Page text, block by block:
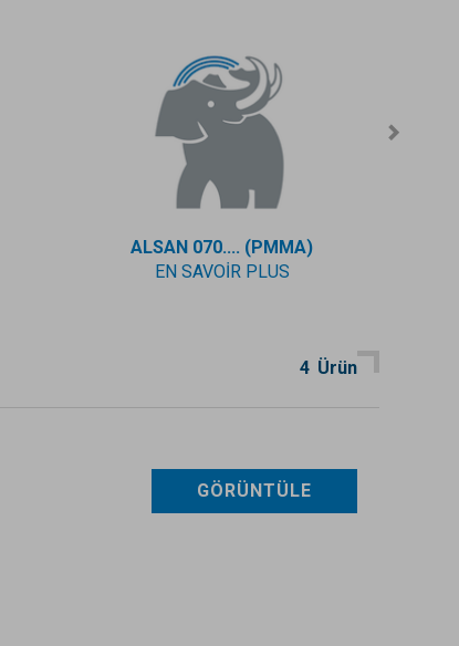
ALSAN 070.... (PMMA)
EN SAVOIR PLUS
4 Ürün
GÖRÜNTÜLE